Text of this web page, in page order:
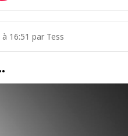
16:51 par Tess